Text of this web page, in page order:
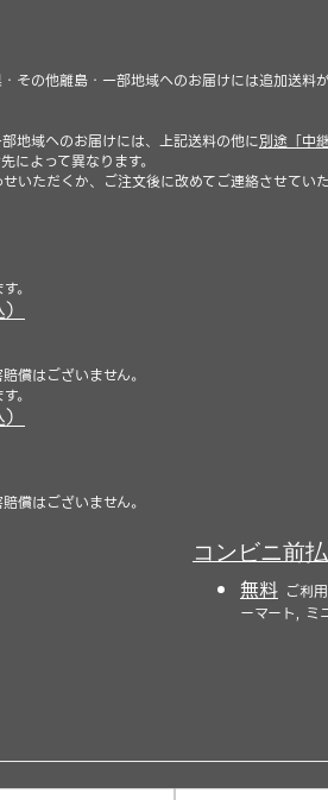
その他離島・一部地域へのお届けには追加送料が
地域へのお届けには、上記送料の他に別途「中
によって異なります。
いただくか、ご注文後に改めてご連絡させていた
。
償はございません。
。
償はございません。
コンビニ前
無料 ご利
ーマート, ミ